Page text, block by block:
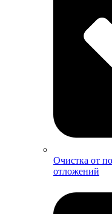
Очистка от
отложений